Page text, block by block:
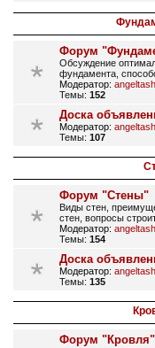
Форум
Обсуждение
фундамента,
Модератор: angeltash
Темы: 152
Доска
Модератор: angeltash
Темы: 107
Форум "Стены"
Виды стен,
стен, вопросы
Модератор: angeltash
Темы: 154
Доска
Модератор: angeltash
Темы: 135
Форум "Кровля"